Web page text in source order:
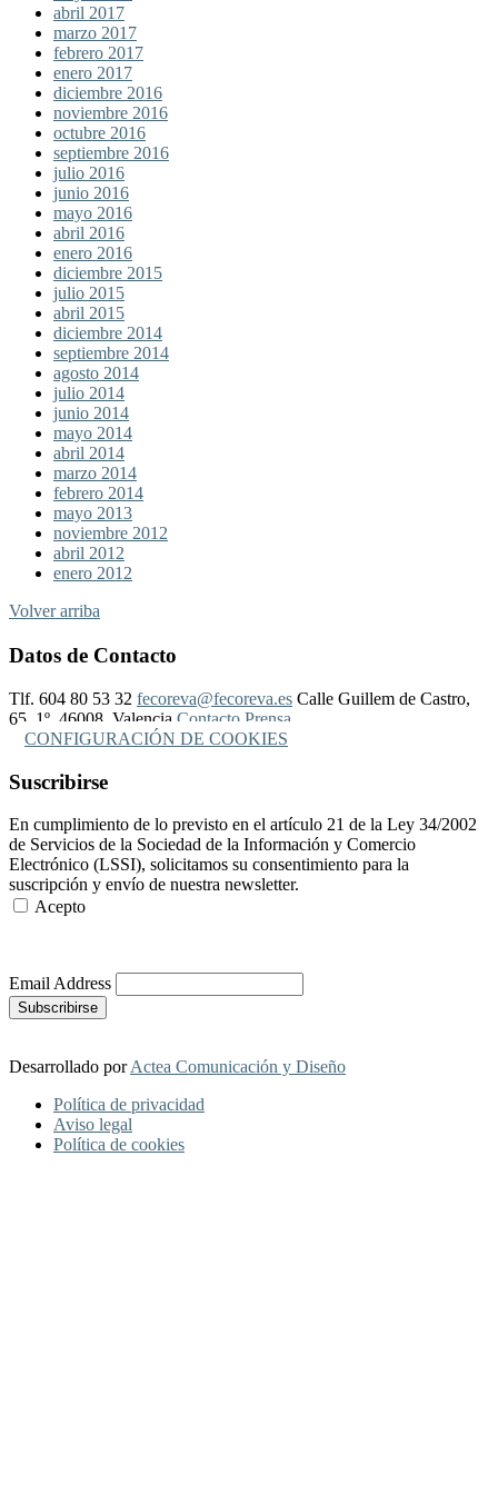
abril 2017
marzo 2017
febrero 2017
enero 2017
diciembre 2016
noviembre 2016
octubre 2016
septiembre 2016
julio 2016
junio 2016
mayo 2016
abril 2016
enero 2016
diciembre 2015
julio 2015
abril 2015
diciembre 2014
septiembre 2014
agosto 2014
julio 2014
junio 2014
mayo 2014
abril 2014
marzo 2014
febrero 2014
mayo 2013
noviembre 2012
abril 2012
enero 2012
Volver arriba
Datos de Contacto
Tlf. 604 80 53 32 fecoreva@fecoreva.es Calle Guillem de Castro,
65, 1º, 46008, Valencia Contacto Prensa
CONFIGURACIÓN DE COOKIES
Suscribirse
En cumplimiento de lo previsto en el artículo 21 de la Ley 34/2002
de Servicios de la Sociedad de la Información y Comercio
Electrónico (LSSI), solicitamos su consentimiento para la
suscripción y envío de nuestra newsletter.
Acepto
Email Address
Desarrollado porActea Comunicación y Diseño
Política de privacidad
Aviso legal
Política de cookies